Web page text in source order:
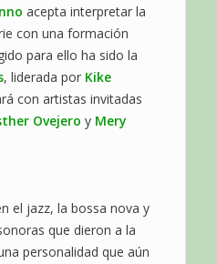
acepta interpretar la
con una formación
para ello ha sido la
, liderada por Kike
con artistas invitadas
Ovejero y Mery
el jazz, la bossa nova y
que dieron a la
personalidad que aún